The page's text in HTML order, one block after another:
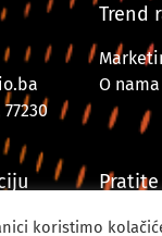
Trend
O nama
koristimo